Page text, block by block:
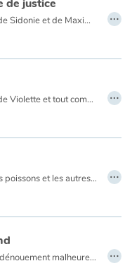
de justice
Une journée dans les pas de Sidonie et de Maxime, tous deux commissaires de justice passionnés par leur métier. Ils travaillent ensemble, mais chacun raconte sa journée d’un côté du livre, c’est renversant ! …
Viens découvrir le métier de Violette et tout comprendre sur le métier d’architecte ! Une partie documentaire t’éclairera sur l’histoire du métier, son vocabulaire et plein d’infos passionnantes ! …
Tout au fond de l’océan, les poissons et les autres habitants des lieux sont musiciens et font entendre une joyeuse cacophonie. Le pêcheur se laissera-t-il charmer ? Une trompette, un piano... Quel autre instrument retrouverez-vous dans cet orchestre ? …
De retour d’un voyage au dénouement malheureux, le jeune Edmond doit apprendre à vivre sans sa mère, pendant que son père essaie de cacher sa peine et que sa soeur ne semble pas vraiment comprendre que leur maman ne reviendra pas. Edmond tente de venir en aide à sa famille en faisant des grilled cheese (avec du beurre des deux côtés, comme sa maman) et toute sortes de petites tâches quotidiennes. Il en vient à se dire qu’il pourrait trouver un boulot… Il n’a peut-être que dix ans, mais ça lui permettrait de faire sa part. Sur le chemin du travail, Edmond rencontrera Raymond et son chat Dali. Au fil de leurs échanges et de sa première expérience professionnelle, il découvrira que rien ne sert de précipiter les choses, qu’il peut encore attendre avant d’être un adulte et qu’il peut prendre le temps d’être un enfant et de vivre son deuil avec ses proches. …